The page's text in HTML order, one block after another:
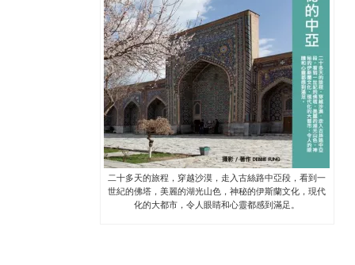
二十多天的旅程，穿越沙漠，走入古絲路中亞段，看到一
世紀的佛塔，美麗的湖光山色，神秘的伊斯蘭文化，現代
化的大都市，令人眼睛和心靈都感到滿足。